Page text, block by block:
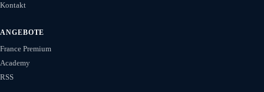
Kontakt
ANGEBOTE
France Premium
Academy
RSS